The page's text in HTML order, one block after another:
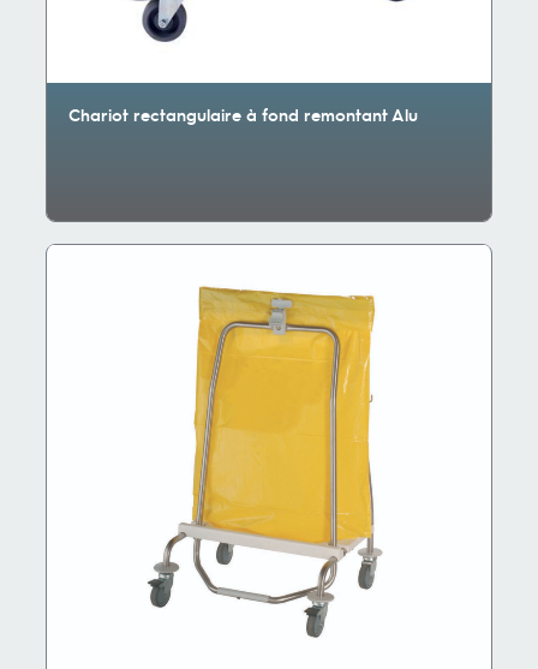
Chariot rectangulaire à fond remontant Alu